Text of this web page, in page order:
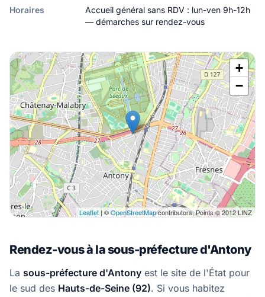
Horaires
Accueil général sans RDV : lun-ven 9h-12h
— démarches sur rendez-vous
+
−
Leaflet| ©OpenStreetMapcontributors, Points © 2012 LINZ
Rendez-vous à la sous-préfecture d'Antony
La sous-préfecture d'Antony est le site de l'État pour
le sud des Hauts-de-Seine (92). Si vous habitez